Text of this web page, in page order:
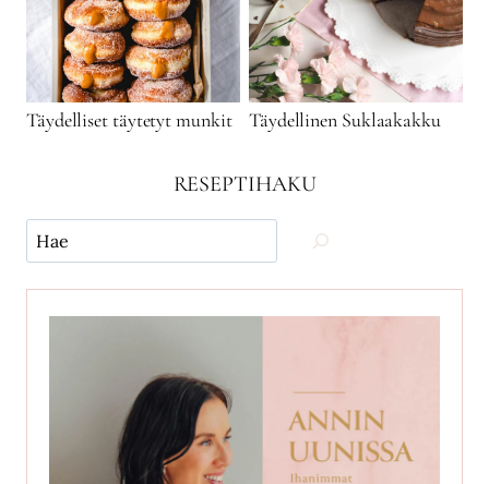
Täydelliset täytetyt munkit Täydellinen Suklaakakku
RESEPTIHAKU
Käytä
hakua
ja
etsi